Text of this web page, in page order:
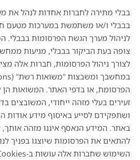
בבלי מתירה לחברות אחדות לנהל את
בבבלי ו/או משתמשת במערכות מטעם
לניהול מערך הגשת הפרסומות בבבלי.
צופה בעת הביקור בבבלי, מגיעות
הפרסומת, או בדפי האתר. המשואות הן
זעירים בעלי מזהה ייחודי, המשובצים
ושתפקידם לסייע באיסוף מידע אודות
באתר. המידע הנאסף איננו מזהה
להתאים את הפרסומות שיוצגו בפניך